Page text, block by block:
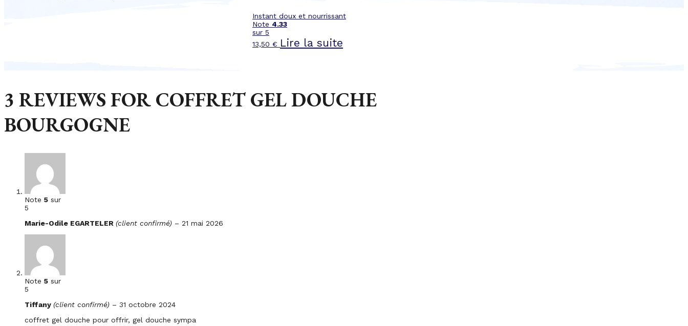
Instant doux et nourrissant
Note 4.33
sur 5
13,50 € Lire la suite
3 REVIEWS FOR COFFRET GEL DOUCHE
BOURGOGNE
Note 5 sur
5
Marie-Odile EGARTELER (client confirmé) – 21 mai 2026
Note 5 sur
5
Tiffany (client confirmé) – 31 octobre 2024
coffret gel douche pour offrir, gel douche sympa